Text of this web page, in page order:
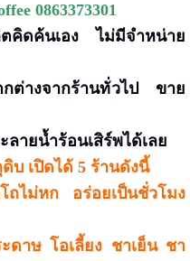
0863373301
ตคิดค้นเอง ไม่มีจำหน่าย
ต่างจากร้านทั่วไป ขาย
ายน้ำร้อนเสิร์พได้เลย
บ เปิดได้ 5 ร้านดังนี้
ถไม่หก อร่อยเป็นชั่วโมง
ดาษ โอเลี้ยง ชาเย็น ชา